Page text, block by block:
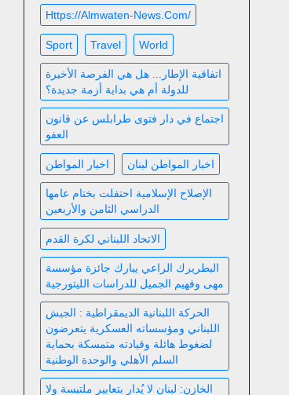
Https://almwaten-News.com/
Sport Travel World
اتفاقية الإطار... هل هي الفرصة الأخيرة
للدولة أم هي بداية أزمة جديدة؟
اجتماع في دار فتوى طرابلس عن قانون
العفو
اخبار المواطن اخبار المواطن لبنان
الإصلاح الإسلامية احتفلت بختام عامها
الدراسي الثامن والأربعين
الاتحاد اللبناني لكرة القدم
البطريرك الراعي يبارك جائزة مؤسسة
مهى وفهيم الجميل للدراسات الليتورجية
الحركة اللبنانية الديمقراطية : الجيش
اللبناني ومؤسساته العسكرية يتعرضون
لضغوط هائلة وقيادته متمسكة بحماية
السلم الأهلي والوحدة الوطنية
الخازن: لبنان لا يُدار بتعابير ملتبسة ولا